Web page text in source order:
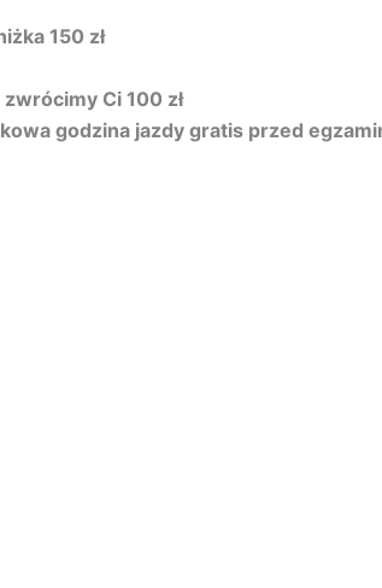
150 zł
zwrócimy Ci 100 zł
godzina jazdy gratis przed